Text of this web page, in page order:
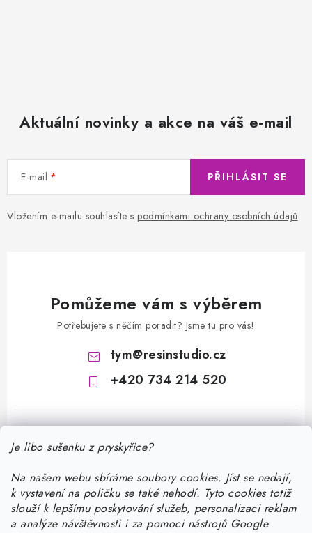
Je libo sušenku z pryskyřice?
Na našem webu sbíráme soubory cookies. Jíst se nedají,
k vystavení na poličku se také nehodí. Tyto cookies totiž
slouží k lepšímu poskytování služeb, personalizaci reklam
a analýze návštěvnosti i za pomoci nástrojů Google
Aktuální novinky a akce na váš e-mail
E-mail
Vložením e-mailu souhlasíte s podmínkami ochrany osobních údajů
PŘIHLÁSIT SE
Pomůžeme vám s výběrem
Potřebujete s něčím poradit? Jsme tu pro vás!
tym@resinstudio.cz
+420 734 214 520